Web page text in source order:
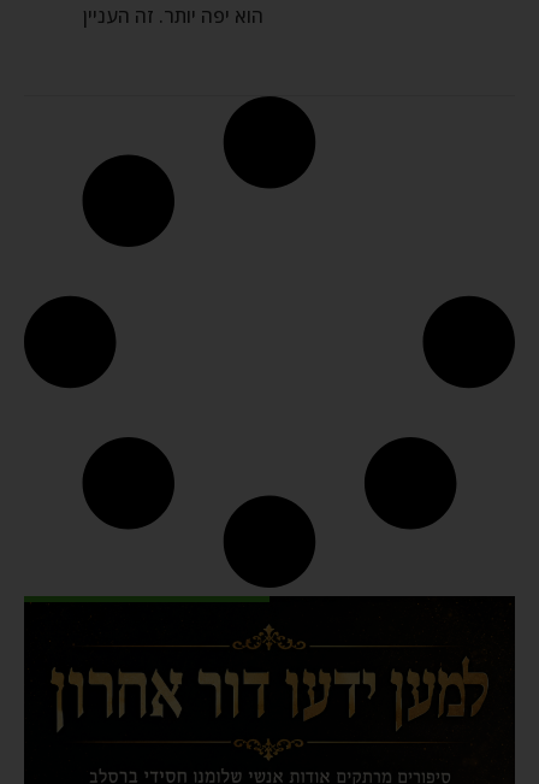
הוא יפה יותר. זה העניין